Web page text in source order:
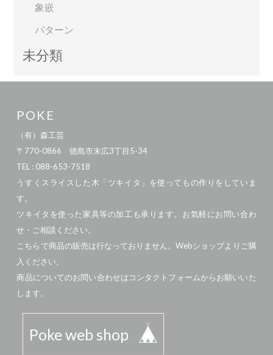
象嵌
パターン
未分類
POKE
（有）森工芸
〒770-0866 徳島市末広3丁目5-34
TEL : 088-653-7518
うすくスライスした木「ツキイタ」を使ってもの作りをしていま
す。
ツキイタを使った家具等の加工も承ります。お気軽にお問い合わ
せ・ご相談ください。
こちらで商品の販売は行なっておりません。Webショップよりご購
入ください。
商品についてのお問い合わせはコンタクトフォームからお願いいた
します。
Poke web shop